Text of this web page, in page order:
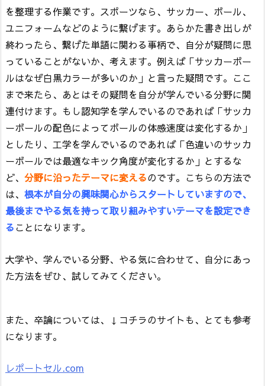
を整理する作業です。スポーツなら、サッカー、ボール、
ユニフォームなどのように繋げます。あらかた書き出しが
終わったら、繋げた単語に関わる事柄で、自分が疑問に思
っていることがないか、考えます。例えば「サッカーボー
ルはなぜ白黒カラーが多いのか」と言った疑問です。ここ
まで来たら、あとはその疑問を自分が学んでいる分野に関
連付けます。もし認知学を学んでいるのであれば「サッカ
ーボールの配色によってボールの体感速度は変化するか」
としたり、工学を学んでいるのであれば「色違いのサッカ
ーボールでは最適なキック角度が変化するか」とするな
ど、 分野に沿ったテーマに変えるのです。こちらの方法で
は、 根本が自分の興味関心からスタートしていますので、
最後までやる気を持って取り組みやすいテーマを設定でき
ることになります。
大学や、学んでいる分野、やる気に合わせて、自分にあっ
た方法をぜひ、試してみてください。
また、卒論については、↓コチラのサイトも、とても参考
になります。
レポートセル.com